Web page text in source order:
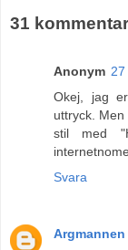
31
Anonym
Okej, jag
uttryck.
stil med
Svara
Argmannen